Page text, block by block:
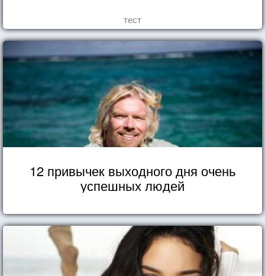
тест
12 привычек выходного дня очень
успешных людей